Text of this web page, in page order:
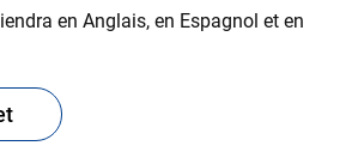
en Anglais, en Espagnol et en